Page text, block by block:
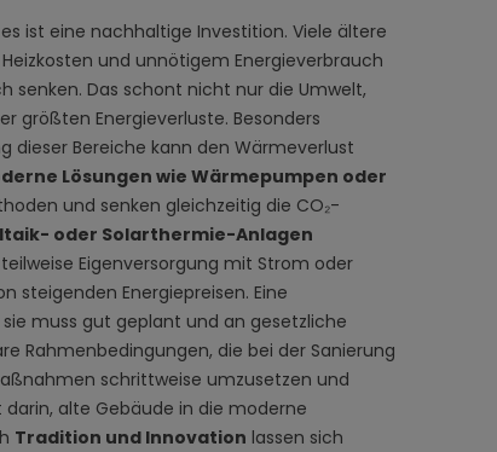
ist eine nachhaltige Investition. Viele ältere
und unnötigem Energieverbrauch
senken. Das schont nicht nur die Umwelt,
größten Energieverluste. Besonders
dieser Bereiche kann den Wärmeverlust
Lösungen wie Wärmepumpen oder
und senken gleichzeitig die CO₂-
oder Solarthermie-Anlagen
Eigenversorgung mit Strom oder
steigenden Energiepreisen. Eine
muss gut geplant und an gesetzliche
Rahmenbedingungen, die bei der Sanierung
schrittweise umzusetzen und
alte Gebäude in die moderne
Tradition und Innovation lassen sich